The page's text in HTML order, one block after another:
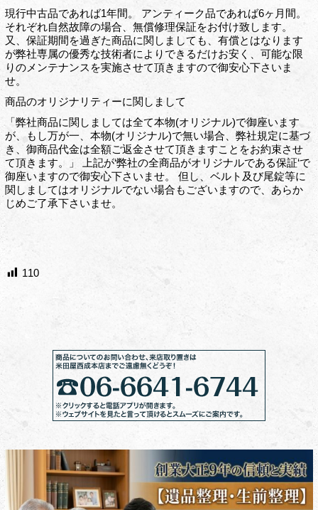
現行中古品であれば1年間。 アンティーク品であれば6ヶ月間。
それぞれ自然故障の場合、無償修理保証をお付け致します。
又、保証期間を過ぎた商品に関しましても、有償とはなります
が弊社専属の優秀な技術者によりできるだけお安く、可能な限
りのメンテナンスを実施させて頂きますので御安心下さいま
せ。
商品のオリジナリティーに関しまして
「弊社商品に関しましては全て本物(オリジナル)で御座います
が、もし万が一、本物(オリジナル)で無い場合、弊社規定に基づ
き、御商品代金は全額ご返金させて頂きますことをお約束させ
て頂きます。」 上記が‘弊社の全商品がオリジナルである保証‘で
御座いますので御安心下さいませ。 但し、ベルト及び尾錠等に
関しましてはオリジナルでない場合もございますので、あらか
じめご了承下さいませ。
110